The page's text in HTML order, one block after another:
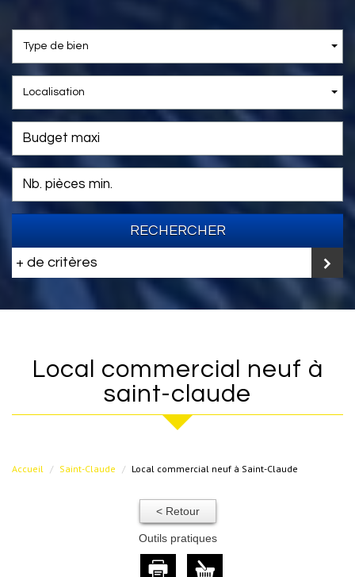
Type de bien
Localisation
RECHERCHER
+ de critères
local commercial neuf à
saint-claude
Accueil Saint-Claude Local commercial neuf à Saint-Claude
< Retour
Outils pratiques